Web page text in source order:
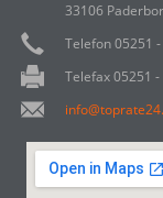
33106
Telefon 05251
Telefax 05251